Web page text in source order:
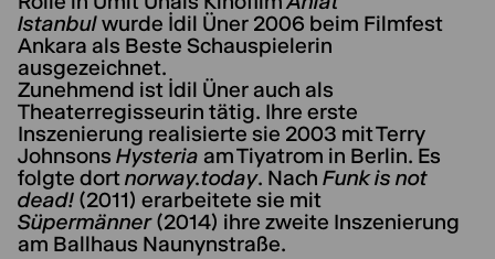
Istanbulwurde İdil Üner 2006 beim Filmfest
Ankara als Beste Schauspielerin
ausgezeichnet.
Zunehmend ist İdil Üner auch als
Theaterregisseurin tätig. Ihre erste
Inszenierung realisierte sie 2003 mit Terry
Johnsons Hysteria am Tiyatrom in Berlin. Es
folgte dortnorway.today. Nach Funk is not
dead! (2011) erarbeitete sie mit
Süpermänner(2014) ihre zweite Inszenierung
am Ballhaus Naunynstraße.